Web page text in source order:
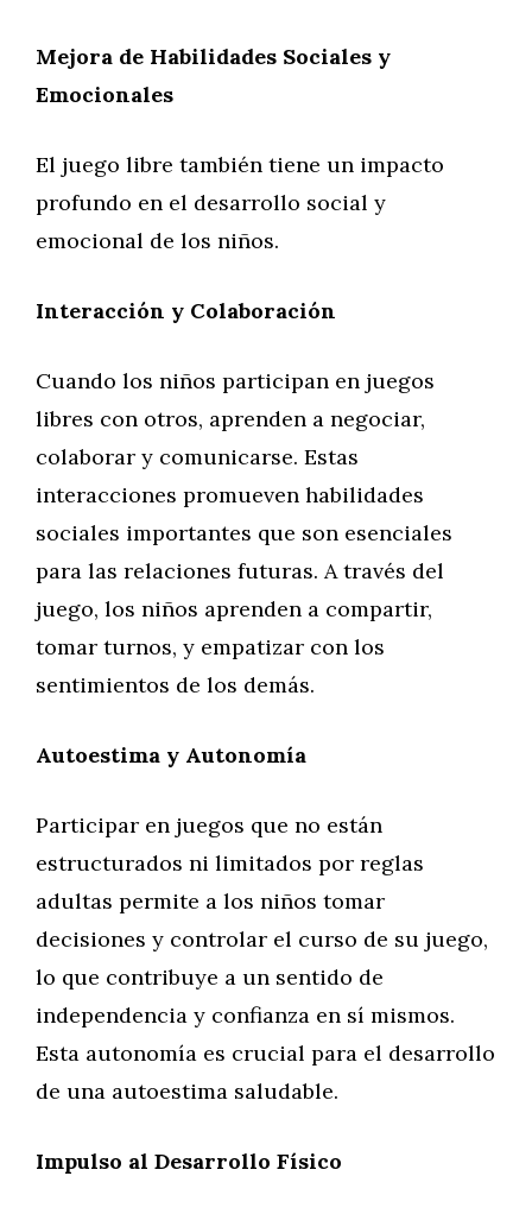
Mejora de Habilidades Sociales y
Emocionales
El juego libre también tiene un impacto
profundo en el desarrollo social y
emocional de los niños.
Interacción y Colaboración
Cuando los niños participan en juegos
libres con otros, aprenden a negociar,
colaborar y comunicarse. Estas
interacciones promueven habilidades
sociales importantes que son esenciales
para las relaciones futuras. A través del
juego, los niños aprenden a compartir,
tomar turnos, y empatizar con los
sentimientos de los demás.
Autoestima y Autonomía
Participar en juegos que no están
estructurados ni limitados por reglas
adultas permite a los niños tomar
decisiones y controlar el curso de su juego,
lo que contribuye a un sentido de
independencia y confianza en sí mismos.
Esta autonomía es crucial para el desarrollo
de una autoestima saludable.
Impulso al Desarrollo Físico